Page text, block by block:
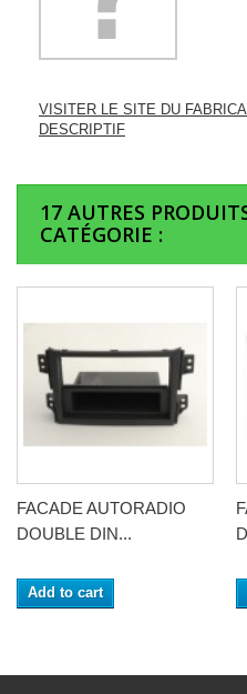
VISITER LE SITE DU
DESCRIPTIF
17 AUTRES
CATÉGORIE :
FACADE AUTORADIO
DOUBLE DIN...
Add to cart